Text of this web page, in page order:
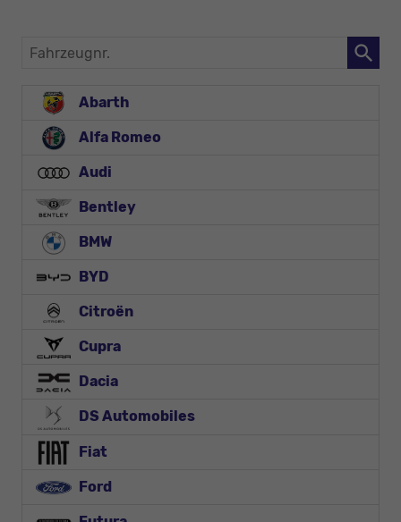
Fahrzeugnr.
Abarth
Alfa Romeo
Audi
Bentley
BMW
BYD
Citroën
Cupra
Dacia
DS Automobiles
Fiat
Ford